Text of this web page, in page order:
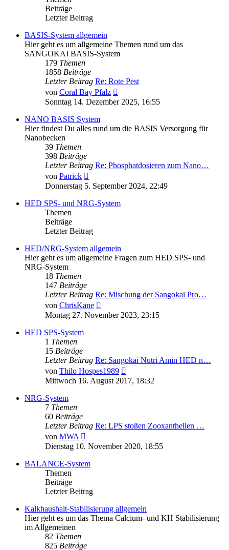
Beiträge
Letzter Beitrag
BASIS-System allgemein
Hier geht es um allgemeine Themen rund um das
SANGOKAI BASIS-System
179 Themen
1858 Beiträge
Letzter Beitrag Re: Rote Pest
von Coral Bay Pfalz
Beitrag
Sonntag 14. Dezember 2025, 16:55
NANO BASIS System
Hier findest Du alles rund um die BASIS Versorgung für
Nanobecken
39 Themen
398 Beiträge
Letzter Beitrag Re: Phosphatdosieren zum Nano…
von Patrick
Beitrag
Donnerstag 5. September 2024, 22:49
HED SPS- und NRG-System
Themen
Beiträge
Letzter Beitrag
HED/NRG-System allgemein
Hier geht es um allgemeine Fragen zum HED SPS- und
NRG-System
18 Themen
147 Beiträge
Letzter Beitrag Re: Mischung der Sangokai Pro…
von ChrisKane
Beitrag
Montag 27. November 2023, 23:15
HED SPS-System
1 Themen
15 Beiträge
Letzter Beitrag Re: Sangokai Nutri Amin HED n…
von Thilo Hospes1989
Beitrag
Mittwoch 16. August 2017, 18:32
NRG-System
7 Themen
60 Beiträge
Letzter Beitrag Re: LPS stoßen Zooxanthellen …
von MWA
Beitrag
Dienstag 10. November 2020, 18:55
BALANCE-System
Themen
Beiträge
Letzter Beitrag
Kalkhaushalt-Stabilisierung allgemein
Hier geht es um das Thema Calcium- und KH Stabilisierung
im Allgemeinen
82 Themen
825 Beiträge